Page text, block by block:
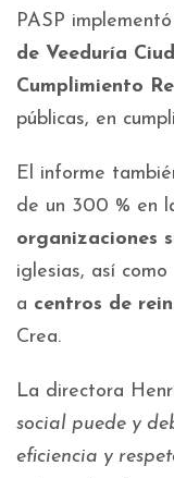
PASP
de Veeduría
Cumplimiento
públicas, en
El informe
de un 300 % en
organizaciones
iglesias, así
a centros de
Crea.
La directora
social puede y
eficiencia y